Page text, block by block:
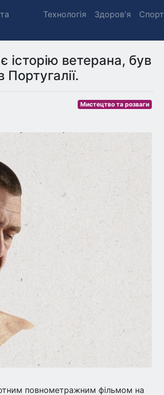
Технологія Здоров'я Спорт
історію ветерана, був
Мистецтво та розваги
повнометражним фільмом на